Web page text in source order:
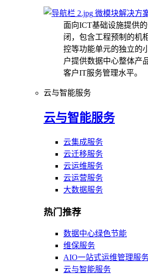
微模块解决方
面向ICT基础设施提供
闭，包含工程预制的机
控等功能单元的独立的
户提供数据中心整体产
客户IT服务管理水平。
云与智能服务
云与智能服务
云集成服务
云迁移服务
云运维服务
云运营服务
大数据服务
热门推荐
数据中心绿色节能
维保服务
AIO一站式运维管理服
云与智能服务